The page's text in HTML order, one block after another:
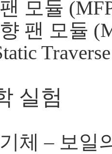
모듈
팬 모듈
실험
체 – 보일